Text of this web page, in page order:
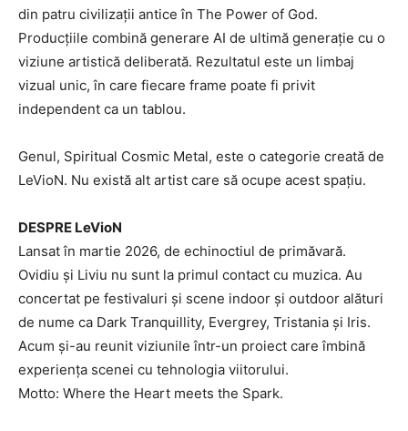
din patru civilizații antice în The Power of God.
Producțiile combină generare AI de ultimă generație cu o
viziune artistică deliberată. Rezultatul este un limbaj
vizual unic, în care fiecare frame poate fi privit
independent ca un tablou.
Genul, Spiritual Cosmic Metal, este o categorie creată de
LeVioN. Nu există alt artist care să ocupe acest spațiu.
DESPRE LeVioN
Lansat în martie 2026, de echinoctiul de primăvară.
Ovidiu și Liviu nu sunt la primul contact cu muzica. Au
concertat pe festivaluri și scene indoor și outdoor alături
de nume ca Dark Tranquillity, Evergrey, Tristania și Iris.
Acum și-au reunit viziunile într-un proiect care îmbină
experiența scenei cu tehnologia viitorului.
Motto: Where the Heart meets the Spark.